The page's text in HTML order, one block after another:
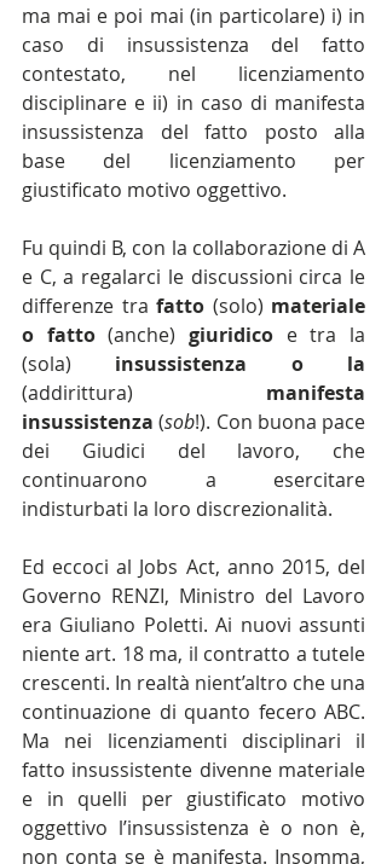
ma mai e poi mai (in particolare) i) in
caso di insussistenza del fatto
contestato, nel licenziamento
disciplinare e ii) in caso di manifesta
insussistenza del fatto posto alla
base del licenziamento per
giustificato motivo oggettivo.
Fu quindi B, con la collaborazione di A
e C, a regalarci le discussioni circa le
differenze tra fatto (solo) materiale
o fatto (anche) giuridico e tra la
(sola)
(addirittura) manifesta
insussistenza (sob!). Con buona pace
dei Giudici del lavoro, che
continuarono a esercitare
indisturbati la loro discrezionalità.
Ed eccoci al Jobs Act, anno 2015, del
Governo RENZI, Ministro del Lavoro
era Giuliano Poletti. Ai nuovi assunti
niente art. 18 ma, il contratto a tutele
crescenti. In realtà nient’altro che una
continuazione di quanto fecero ABC.
Ma nei licenziamenti disciplinari il
fatto insussistente divenne materiale
e in quelli per giustificato motivo
oggettivo l’insussistenza è o non è,
non conta se è manifesta. Insomma,